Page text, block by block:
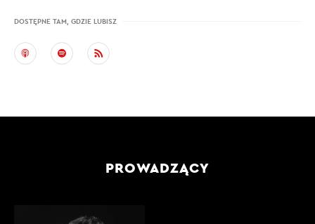
DOSTĘPNE TAM, GDZIE LUBISZ
PROWADZĄCY